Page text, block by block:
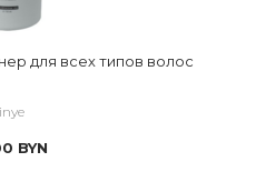
для всех типов волос
BYN